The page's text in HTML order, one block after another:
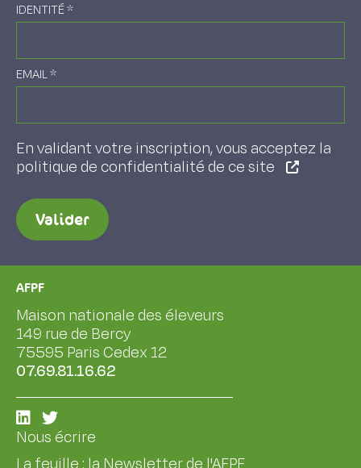
IDENTITÉ*
EMAIL*
En validant votre inscription, vous acceptez la
politique de confidentialité de ce site
Valider
AFPF
Maison nationale des éleveurs
149 rue de Bercy
75595 Paris Cedex 12
07.69.81.16.62
Nous écrire